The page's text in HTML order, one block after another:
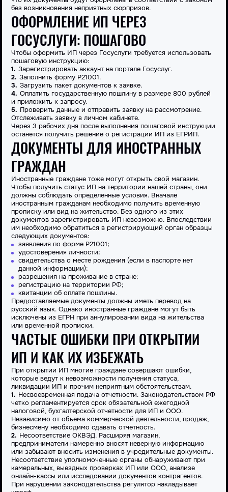
без возникновения неприятных сюрпризов.
ОФОРМЛЕНИЕ ИП ЧЕРЕЗ
ГОСУСЛУГИ: ПОШАГОВО
Чтобы оформить ИП через Госуслуги требуется использовать
пошаговую инструкцию:
Зарегистрировать аккаунт на портале Госуслуг.
Заполнить форму Р21001.
Загрузить пакет документов к заявке.
Оплатить государственную пошлину в размере 800 рублей
и приложить к запросу.
Проверить данные и отправить заявку на рассмотрение.
Отслеживать заявку в личном кабинете.
Через 3 рабочих дня после выполнения пошаговой инструкции
останется получить решение о регистрации ИП из ЕГРИП.
ДОКУМЕНТЫ ДЛЯ ИНОСТРАННЫХ
ГРАЖДАН
Иностранные граждане тоже могут открыть свой магазин.
Чтобы получить статус ИП на территории нашей страны, они
должны соблюдать определенные условия. Вначале
иностранным гражданам необходимо получить временную
прописку или вид на жительство. Без одного из этих
документов зарегистрировать ИП невозможно. Впоследствии
им необходимо обратиться в регистрирующий орган образцы
следующих документов:
заявления по форме Р21001;
удостоверения личности;
свидетельства о месте рождения (если в паспорте нет
данной информации);
разрешения на проживание в стране;
регистрацию на территории РФ;
квитанции об оплате пошлины.
Предоставляемые документы должны иметь перевод на
русский язык. Однако иностранные граждане могут быть
исключены из ЕГРН при аннулировании вида на жительства
или временной прописки.
ЧАСТЫЕ ОШИБКИ ПРИ ОТКРЫТИИ
ИП И КАК ИХ ИЗБЕЖАТЬ
При открытии ИП многие граждане совершают ошибки,
которые ведут к невозможности получения статуса,
ликвидации ИП и прочим неприятным обстоятельствам.
Несвоевременная подача отчетности. Законодательством РФ
четко регламентируется срок обязательной ежегодной
налоговой, бухгалтерской отчетности для ИП и ООО.
Независимо от объема коммерческой деятельности, продаж,
бизнесмену необходимо сдавать отчетность.
Несоответствие ОКВЭД. Расширяя магазин,
предприниматели намеренно вносят неверную информацию
или забывают вносить изменения в учредительные документы.
Несоответствие уполномоченные органы обнаруживают при
камеральных, выездных проверках ИП или ООО, анализе
онлайн-кассы или исследовании документов контрагентов.
При нарушении законодательства регулятор накладывает